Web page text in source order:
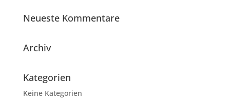
Neueste Kommentare
Archiv
Kategorien
Keine Kategorien